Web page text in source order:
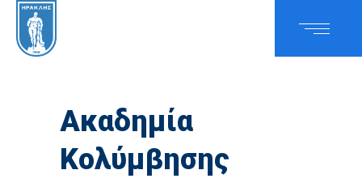
Ακαδημία
Κολύμβησης